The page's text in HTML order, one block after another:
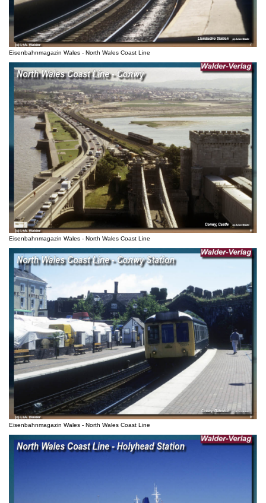
Eisenbahnmagazin Wales - North Wales Coast Line
Eisenbahnmagazin Wales - North Wales Coast Line
Eisenbahnmagazin Wales - North Wales Coast Line